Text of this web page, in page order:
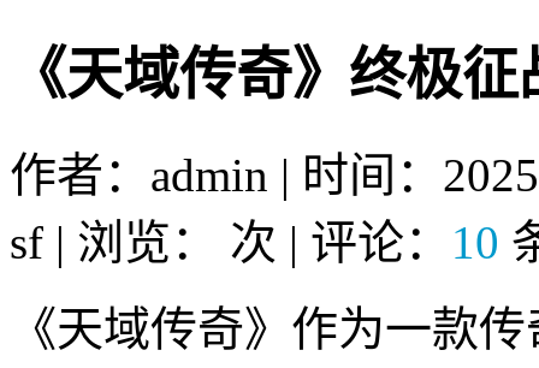
《天域传奇》终极
作者：admin | 时间：
sf | 浏览：
次 | 评论： 10
《天域传奇》作为一款